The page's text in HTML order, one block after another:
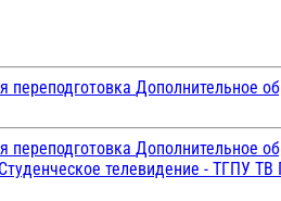
переподготовка Дополнительное
переподготовка Дополнительное
Студенческое телевидение - ТГПУ ТВ